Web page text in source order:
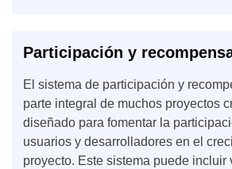
Participación y
El sistema de participación y
parte integral de muchos proyectos
diseñado para fomentar la
usuarios y desarrolladores en el
proyecto. Este sistema puede incluir